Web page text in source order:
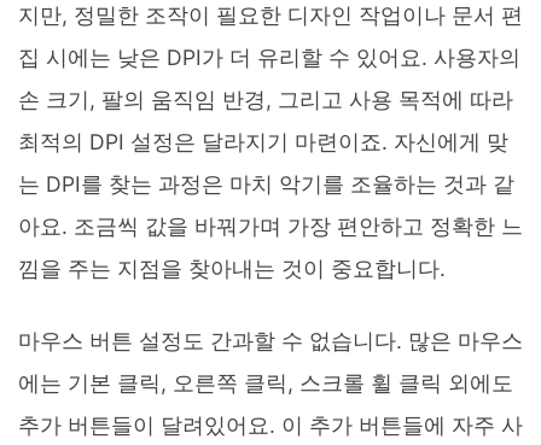
지만, 정밀한 조작이 필요한 디자인 작업이나 문서 편
집 시에는 낮은 DPI가 더 유리할 수 있어요. 사용자의
손 크기, 팔의 움직임 반경, 그리고 사용 목적에 따라
최적의 DPI 설정은 달라지기 마련이죠. 자신에게 맞
는 DPI를 찾는 과정은 마치 악기를 조율하는 것과 같
아요. 조금씩 값을 바꿔가며 가장 편안하고 정확한 느
낌을 주는 지점을 찾아내는 것이 중요합니다.
마우스 버튼 설정도 간과할 수 없습니다. 많은 마우스
에는 기본 클릭, 오른쪽 클릭, 스크롤 휠 클릭 외에도
추가 버튼들이 달려있어요. 이 추가 버튼들에 자주 사